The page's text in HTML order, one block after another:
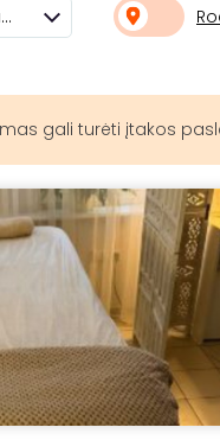
Rekomenduojami
gali turėti įtakos